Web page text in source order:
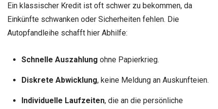
Ein klassischer Kredit ist oft schwer zu bekommen, da
Einkünfte schwanken oder Sicherheiten fehlen. Die
Autopfandleihe schafft hier Abhilfe:
Schnelle Auszahlung ohne Papierkrieg.
Diskrete Abwicklung, keine Meldung an Auskunfteien.
Individuelle Laufzeiten, die an die persönliche